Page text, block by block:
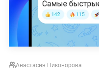
Анастасия Никонорова